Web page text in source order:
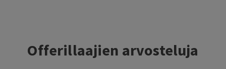
Offerillaajien arvosteluja